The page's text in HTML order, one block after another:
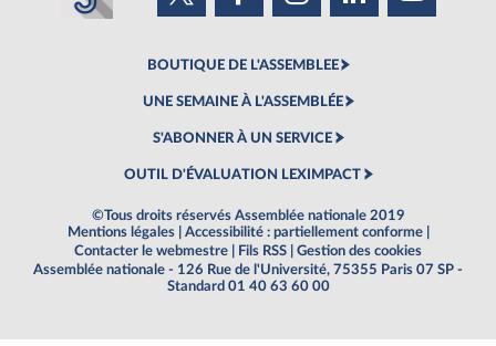
BOUTIQUE DE L'ASSEMBLEE
UNE SEMAINE À L'ASSEMBLÉE
S'ABONNER À UN SERVICE
OUTIL D'ÉVALUATION LEXIMPACT
©Tous droits réservés Assemblée nationale 2019
Mentions légales
Accessibilité : partiellement conforme
Contacter le webmestre
Fils RSS
Gestion des cookies
Assemblée nationale - 126 Rue de l'Université, 75355 Paris 07 SP -
Standard 01 40 63 60 00